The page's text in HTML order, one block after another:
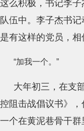
这么积极，书记李
队伍中。李子杰书
是有这样的党员，相
“加我一个。”
大年初三，在支
控阻击战倡议书》
一个在黄泥巷骨干